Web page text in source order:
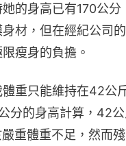
的身高已有170公分
材，但在經紀公司
瘦身的負擔。
體重只能維持在42公
分的身高計算，42
重體重不足，然而